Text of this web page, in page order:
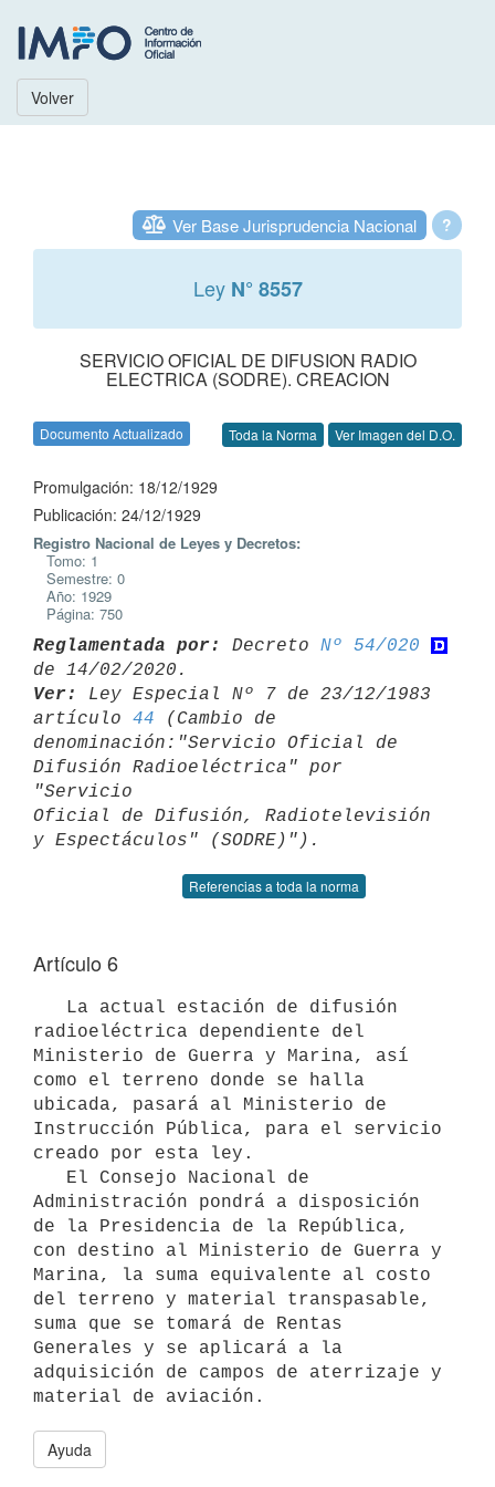
Volver
?
Ver Base Jurisprudencia Nacional
Ley N° 8557
SERVICIO OFICIAL DE DIFUSION RADIO
ELECTRICA (SODRE). CREACION
Documento Actualizado Toda la Norma Ver Imagen del D.O.
Promulgación: 18/12/1929
Publicación: 24/12/1929
Registro Nacional de Leyes y Decretos:
Tomo: 1
Semestre: 0
Año: 1929
Página: 750
Reglamentada por: Decreto Nº 54/020
Ver:
Ley Especial Nº 7 de 23/12/1983
artículo 44 (Cambio de
denominación:"Servicio Oficial de
Difusión Radioeléctrica" por
"Servicio
Oficial de Difusión, Radiotelevisión
Referencias a toda la norma
Artículo 6
radioeléctrica dependiente del
Ministerio de Guerra y Marina, así
como el terreno donde se halla
ubicada, pasará al Ministerio de
Instrucción Pública, para el servicio
creado por esta ley.
Administración pondrá a disposición
de la Presidencia de la República,
con destino al Ministerio de Guerra y
Marina, la suma equivalente al costo
del terreno y material transpasable,
suma que se tomará de Rentas
Generales y se aplicará a la
adquisición de campos de aterrizaje y
material de aviación.
Ayuda